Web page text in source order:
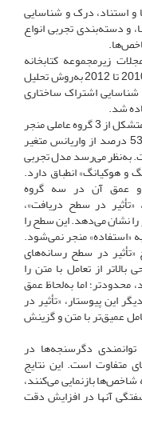
استناد، درک و شناسایی
و دسته‌بندی تجربی انواع
زیرمجموعه کتابخانه
عمومی علم (پلاس) منتشرشده در سال‌های 2010 تا 2012 به‌روش تحلیل
شناسایی اشتراک ساختاری
شد.
نتایج تحلیل عاملی به استخراج مدلی متشکل از 3 گروه عاملی منجر
شد که درمجموع، قادر به پیش‌بینی حدود 53 درصد از واریانس متغیر
به‌نظر می‌رسد مدل تجربی
و هوکیانگ» انطباق دارد.
و عمق آن در سه گروه
در سطح دریافت»،
نشان می‌دهد. این سطح را
«استفاده» منجر نمی‌شود.
«تأثیر در سطح رسانه‌های
از تعامل با متن را
محدودتر؛ اما به‌لحاظ عمق
این پیوستار، «تأثیر در
عمیق‌تر با متن و گزینش
دگرسنجه‌ها در
متفاوت است. این نتایج
بازنمایی می‌کنند،
آنها در افزایش دقت